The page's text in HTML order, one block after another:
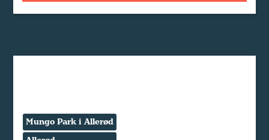
Mungo Park i Allerød